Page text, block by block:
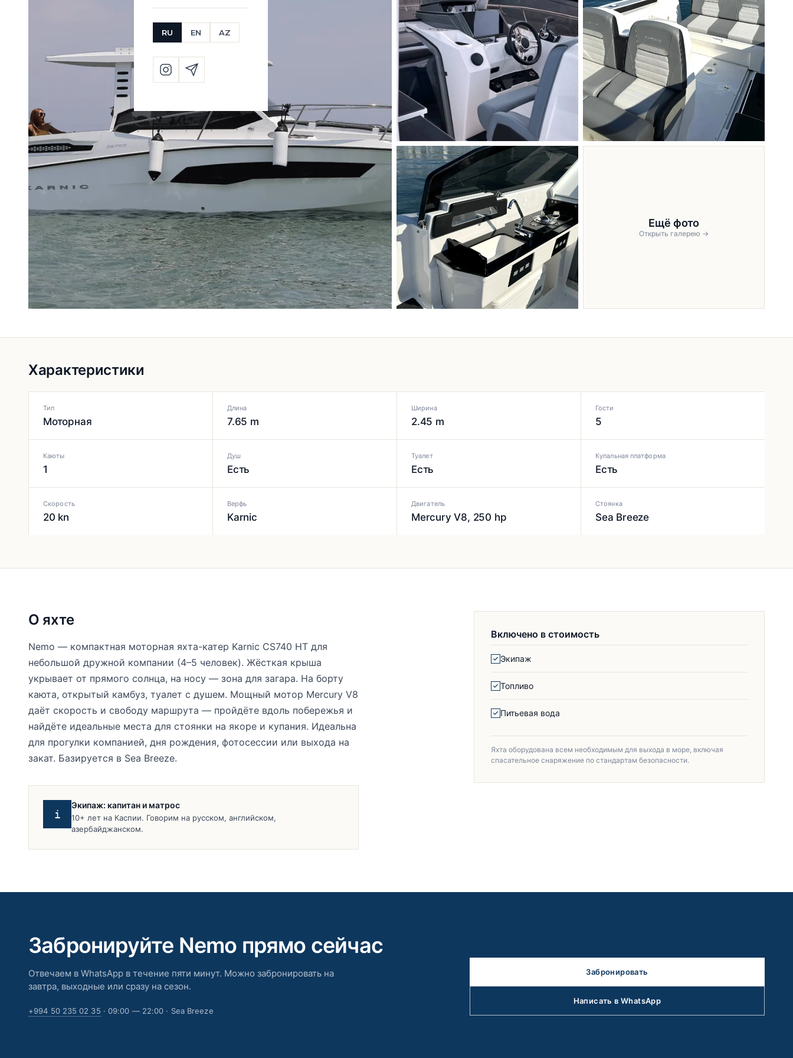
RU EN AZ
Ещё фото
Открыть галерею →
Характеристики
Тип
Моторная
Длина
7.65 m
Ширина
2.45 m
Гости
5
Каюты
1
Душ
Есть
Туалет
Есть
Купальная платформа
Есть
Скорость
20 kn
Верфь
Karnic
Двигатель
Mercury V8, 250 hp
Стоянка
Sea Breeze
О яхте
Nemo — компактная моторная яхта-катер Karnic CS740 HT для
небольшой дружной компании (4–5 человек). Жёсткая крыша
укрывает от прямого солнца, на носу — зона для загара. На борту
каюта, открытый камбуз, туалет с душем. Мощный мотор Mercury V8
даёт скорость и свободу маршрута — пройдёте вдоль побережья и
найдёте идеальные места для стоянки на якоре и купания. Идеальна
для прогулки компанией, дня рождения, фотосессии или выхода на
закат. Базируется в Sea Breeze.
i
Экипаж: капитан и матрос
10+ лет на Каспии. Говорим на русском, английском,
азербайджанском.
Включено в стоимость
Экипаж
Топливо
Питьевая вода
Яхта оборудована всем необходимым для выхода в море, включая
спасательное снаряжение по стандартам безопасности.
Забронируйте Nemo прямо сейчас
Отвечаем в WhatsApp в течение пяти минут. Можно забронировать на
завтра, выходные или сразу на сезон.
+994 50 235 02 35 · 09:00 — 22:00 · Sea Breeze
Забронировать
Написать в WhatsApp